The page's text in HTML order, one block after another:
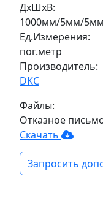
ДxШxВ:
1000мм/5мм/5мм
Ед.Измерения:
пог.метр
Производитель:
DKC
Файлы:
Отказное
Скачать
Запросить